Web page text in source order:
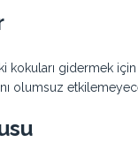
kokuları gidermek
olumsuz